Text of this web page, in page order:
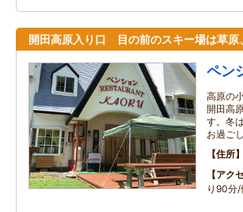
開田高原入り口 目の前のスキー場は草原
ペン
高原の
開田高
す。冬
お過ご
住所
アク
り90分